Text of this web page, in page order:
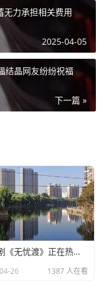
无力承担相关费用
2025-04-05
结晶网友纷纷祝福
下一篇 »
电视剧《无忧渡》正在热播，24岁女演员夏依丹被曝去世
26 1387 人在看